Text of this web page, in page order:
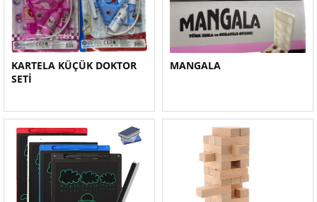
KARTELA KÜÇÜK DOKTOR
SETİ
MANGALA